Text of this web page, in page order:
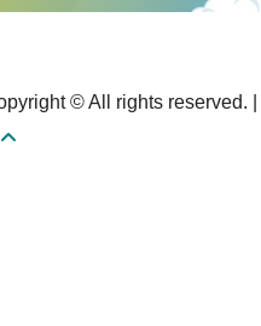
© All rights reserved.